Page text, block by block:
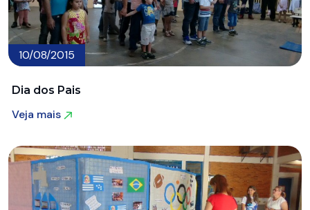
10/08/2015
Dia dos Pais
Veja mais